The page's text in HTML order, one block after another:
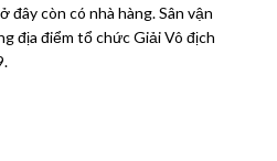
đây còn có nhà hàng. Sân vận
địa điểm tổ chức Giải Vô địch